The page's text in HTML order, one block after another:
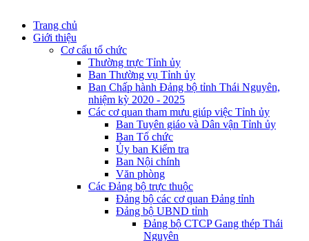
Trang chủ
Giới thiệu
Cơ cấu tổ chức
Thường trực Tỉnh ủy
Ban Thường vụ Tỉnh ủy
Ban Chấp hành Đảng bộ tỉnh Thái Nguyên,
nhiệm kỳ 2020 - 2025
Các cơ quan tham mưu giúp việc Tỉnh ủy
Ban Tuyên giáo và Dân vận Tỉnh ủy
Ban Tổ chức
Ủy ban Kiểm tra
Ban Nội chính
Văn phòng
Các Đảng bộ trực thuộc
Đảng bộ các cơ quan Đảng tỉnh
Đảng bộ UBND tỉnh
Đảng bộ CTCP Gang thép Thái
Nguyên